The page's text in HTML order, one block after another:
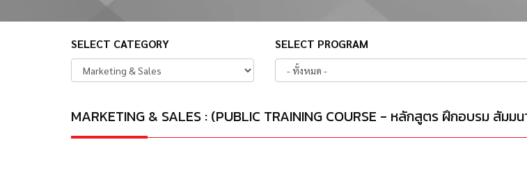
SELECT CATEGORY SELECT PROGRAM
MARKETING & SALES : (PUBLIC TRAINING COURSE - หลักสูตร ฝึกอบรม สัม